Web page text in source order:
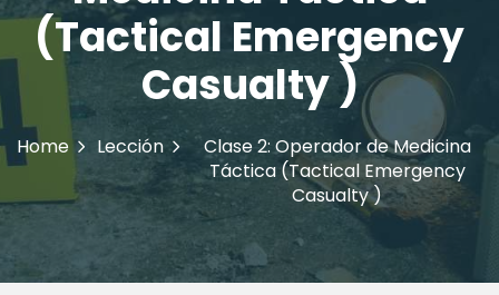
(Tactical Emergency
Casualty )
Home Lección
Clase 2: Operador de Medicina
Táctica (Tactical Emergency
Casualty )